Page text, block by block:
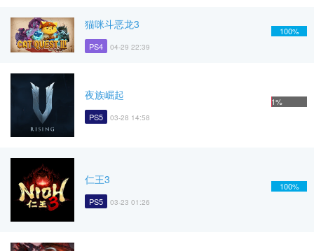
猫咪斗恶龙3
PS4 04-29 22:39
100%
夜族崛起
PS5 03-28 14:58
1%
仁王3
PS5 03-23 01:26
100%